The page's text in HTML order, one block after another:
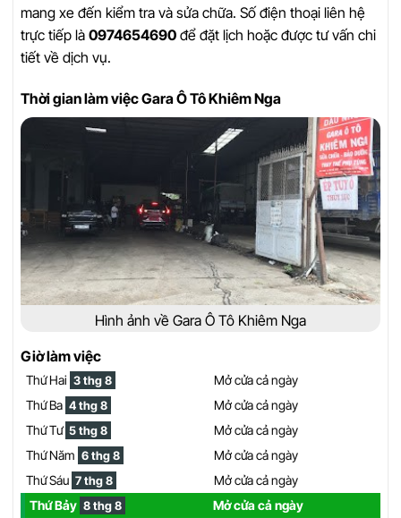
mang xe đến kiểm tra và sửa chữa. Số điện thoại liên hệ
trực tiếp là 0974654690 để đặt lịch hoặc được tư vấn chi
tiết về dịch vụ.
Thời gian làm việc Gara Ô Tô Khiêm Nga
Hình ảnh về Gara Ô Tô Khiêm Nga
Giờ làm việc
Thứ Hai 3 thg 8
Mở cửa cả ngày
Thứ Ba 4 thg 8
Mở cửa cả ngày
Thứ Tư 5 thg 8
Mở cửa cả ngày
Thứ Năm 6 thg 8
Mở cửa cả ngày
Thứ Sáu 7 thg 8
Mở cửa cả ngày
Thứ Bảy 8 thg 8
Mở cửa cả ngày